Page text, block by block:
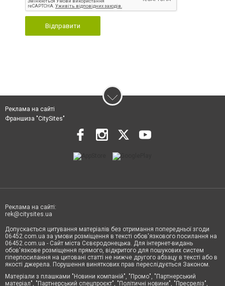
Відправити
Реклама на сайті
Франшиза "CitySites"
Реклама на сайті:
rek@citysites.ua
Допускається цитування матеріалів без отримання попередньої згоди
06452.com.ua за умови розміщення в тексті обов'язкового посилання на
06452.com.ua - Сайт міста Сєвєродонецька. Для інтернет-видань
обов'язкове розміщення прямого, відкритого для пошукових систем
гіперпосилання на цитовані статті не нижче другого абзацу в тексті або в
якості джерела. Порушення виняткових прав переслідується Законом.
Матеріали з плашками "Новини компаній", "Промо", "Партнерський
матеріал", "Партнерський спецпроєкт", "Політичні новини", "Пресреліз",